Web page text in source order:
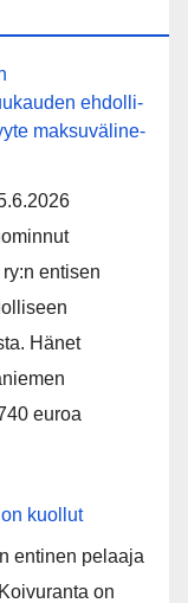
eh­dol­li­
mak­su­vä­li­ne­
entisen
Hänet
euroa
kuollut
entinen pelaaja
on